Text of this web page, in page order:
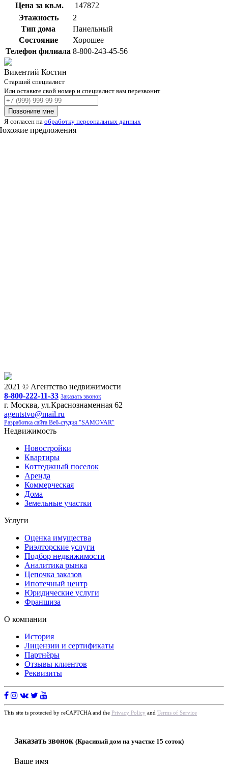
Цена за кв.м.
147872
Этажность
2
Тип дома
Панельный
Состояние
Хорошее
Телефон филиала 8-800-243-45-56
Викентий Костин
Старший специалист
Или оставьте свой номер и специалист вам перезвонит
Ваш
телефон
Позвоните мне
Я согласен на обработку персональных данных
предложения
2021 © Агентство недвижимости
8-800-222-11-33 Заказать звонок
г. Москва, ул.Краснознаменная 62
agentstvo@mail.ru
Разработка сайта Веб-студия "SAMOVAR"
Недвижимость
Новостройки
Квартиры
Коттеджный поселок
Аренда
Коммерческая
Дома
Земельные участки
Услуги
Оценка имущества
Риэлторские услуги
Подбор недвижимости
Аналитика рынка
Цепочка заказов
Ипотечный центр
Юридические услуги
Франшиза
О компании
История
Лицензии и сертификаты
Партнёры
Отзывы клиентов
Реквизиты
This site is protected by reCAPTCHA and the Privacy Policy and Terms of Service
Заказать звонок (Красивый дом на участке 15 соток)
Ваше имя